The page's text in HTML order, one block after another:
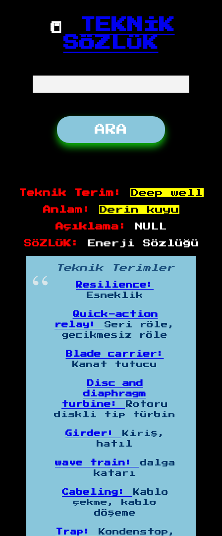
📒
TEKNİK
SÖZLÜK
Teknik Terim: Deep well
Anlam: Derin kuyu
Açıklama: NULL
SÖZLÜK: Enerji Sözlüğü
Teknik Terimler
Resilience:
Esneklik
Quick-action
relay:
Seri röle,
gecikmesiz röle
Blade carrier:
Kanat tutucu
Disc and
diaphragm
turbine:
Rotoru
diskli tip türbin
Girder:
Kiriş,
hatıl
wave train:
dalga
katarı
Cabeling:
Kablo
çekme, kablo
döşeme
Trap:
Kondenstop,